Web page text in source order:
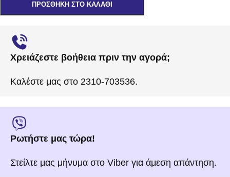
ΠΡΟΣΘΉΚΗ ΣΤΟ ΚΑΛΆΘΙ
Χρειάζεστε βοήθεια πριν την αγορά;
Καλέστε μας στο 2310-703536.
Ρωτήστε μας τώρα!
Στείλτε μας μήνυμα στο Viber για άμεση απάντηση.